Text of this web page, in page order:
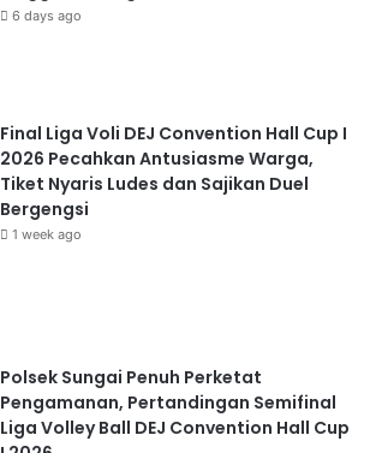
6 days ago
Final Liga Voli DEJ Convention Hall Cup I
2026 Pecahkan Antusiasme Warga,
Tiket Nyaris Ludes dan Sajikan Duel
Bergengsi
1 week ago
Polsek Sungai Penuh Perketat
Pengamanan, Pertandingan Semifinal
Liga Volley Ball DEJ Convention Hall Cup